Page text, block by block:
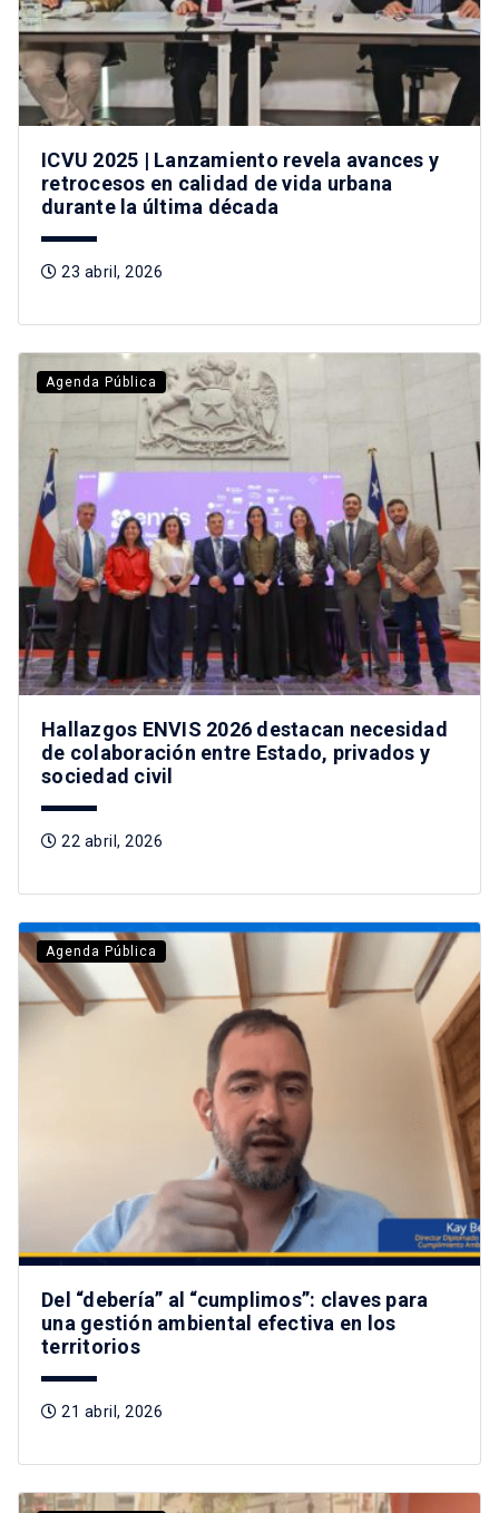
ICVU 2025 | Lanzamiento revela avances y
retrocesos en calidad de vida urbana
durante la última década
23 abril, 2026
Agenda Pública
Hallazgos ENVIS 2026 destacan necesidad
de colaboración entre Estado, privados y
sociedad civil
22 abril, 2026
Agenda Pública
Del “debería” al “cumplimos”: claves para
una gestión ambiental efectiva en los
territorios
21 abril, 2026